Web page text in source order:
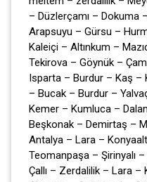
– Düzlerçamı – Dokuma
Arapsuyu – Gürsu –
Kaleiçi – Altınkum –
Tekirova – Göynük –
Isparta – Burdur – Kaş –
– Bucak – Burdur –
Kemer – Kumluca –
Beşkonak – Demirtaş –
Antalya – Lara –
Teomanpaşa – Şirinyalı
Çallı – Zerdalilik – Lara –